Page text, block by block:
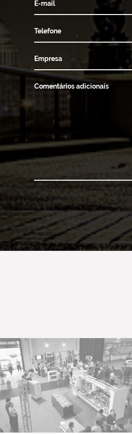
E-mail
Telefone
Empresa
Comentários adicionais